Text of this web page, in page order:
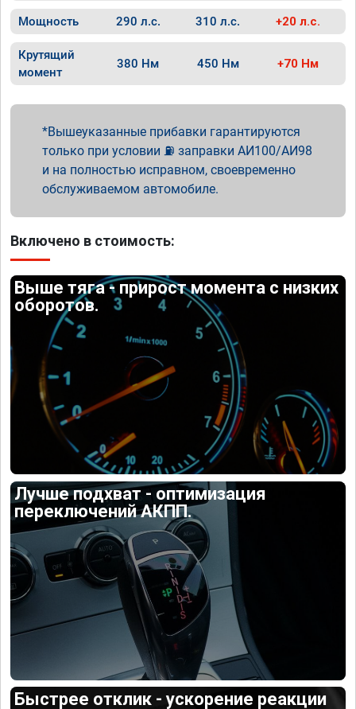
Мощность 290 л.с. 310 л.с. +20 л.с.
Крутящий
момент
380 Нм 450 Нм +70 Нм
Вышеуказанные прибавки гарантируются
только при условии ⛽ заправки АИ100/АИ98
и на полностью исправном, своевременно
обслуживаемом автомобиле.
Включено в стоимость:
Выше тяга - прирост момента с низких
оборотов.
Лучше подхват - оптимизация
переключений АКПП.
Быстрее отклик - ускорение реакции